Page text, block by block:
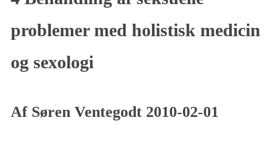
problemer med holistisk medicin
og sexologi
Af Søren Ventegodt 2010-02-01